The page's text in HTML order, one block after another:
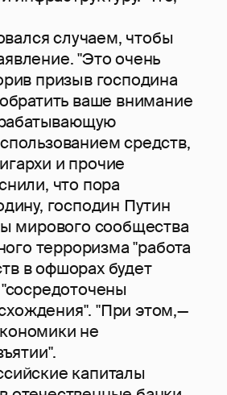
случаем, чтобы
"Это очень
призыв господина
ваше внимание
средств,
и прочие
что пора
господин Путин
мирового сообщества
терроризма "работа
в офшорах будет
"При этом,—
не
капиталы